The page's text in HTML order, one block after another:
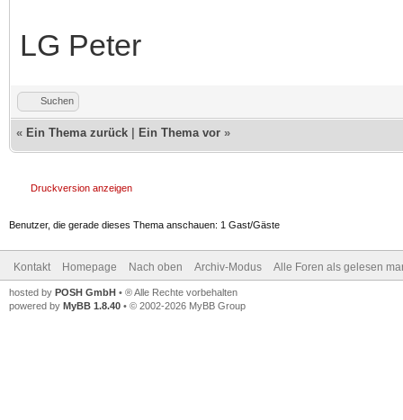
LG Peter
Suchen
« Ein Thema zurück Ein Thema vor »
Druckversion anzeigen
Benutzer, die gerade dieses Thema anschauen: 1 Gast/Gäste
Kontakt Homepage Nach oben Archiv-Modus Alle Foren als gelesen
hosted by POSH GmbH • ® Alle Rechte vorbehalten
powered by MyBB 1.8.40 • © 2002-2026 MyBB Group